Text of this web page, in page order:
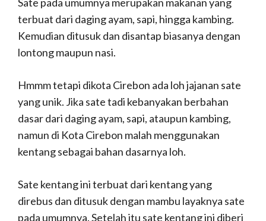
terbuat dari daging ayam, sapi, hingga kambing.
Kemudian ditusuk dan disantap biasanya dengan
lontong maupun nasi.
Hmmm tetapi dikota Cirebon ada loh jajanan sate
yang unik. Jika sate tadi kebanyakan berbahan
dasar dari daging ayam, sapi, ataupun kambing,
namun di Kota Cirebon malah menggunakan
kentang sebagai bahan dasarnya loh.
Sate kentang ini terbuat dari kentang yang
direbus dan ditusuk dengan mambu layaknya sate
pada umumnya. Setelah itu sate kentang ini diberi